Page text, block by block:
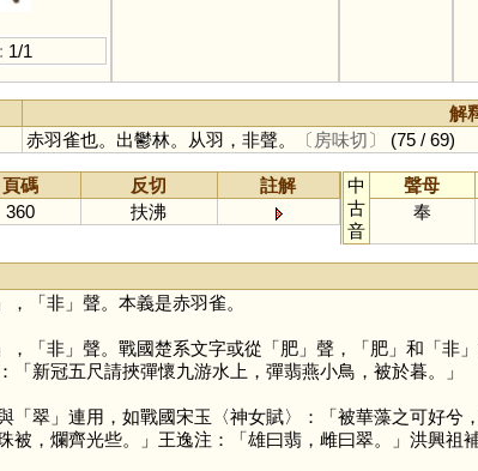
1/1
解
赤羽雀也。出鬱林。从羽，非聲。 〔房味切〕 (75 / 69)
頁碼 反切
註解
360 扶沸
中
古
音
聲母
奉
」，「非」聲。本義是赤羽雀。
」，「非」聲。戰國楚系文字或從「肥」聲，「肥」和「非
「新冠五尺請挾彈懷九游水上，彈翡燕小鳥，被於暮。」
「翠」連用，如戰國宋玉〈神女賦〉：「被華藻之可好兮
被，爛齊光些。」王逸注：「雄曰翡，雌曰翠。」洪興祖